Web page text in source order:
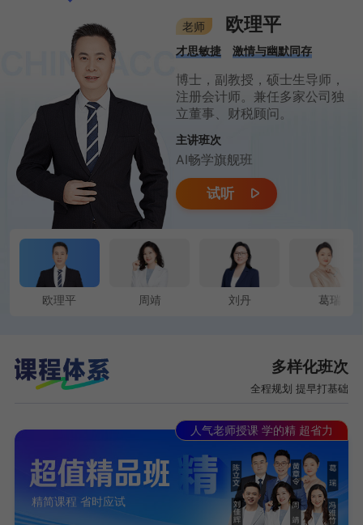
老师 欧理平
才思敏捷 激情与幽默同存
博士，副教授，硕士生导师，
注册会计师。兼任多家公司独
立董事、财税顾问。
主讲班次
AI畅学旗舰班
试听
欧理平 周靖 刘丹 葛瑞
多样化班次
全程规划 提早打基础
精简课程 省时应试
人气老师授课 学的精 超省力